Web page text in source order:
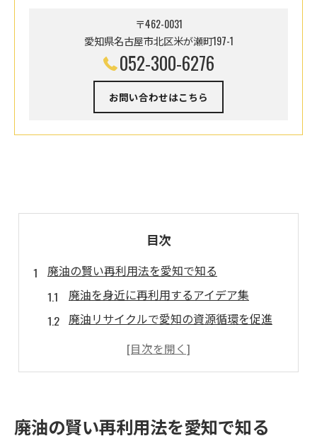
〒462-0031
愛知県名古屋市北区米が瀬町197-1
052-300-6276
お問い合わせはこちら
目次
廃油の賢い再利用法を愛知で知る
廃油を身近に再利用するアイデア集
廃油リサイクルで愛知の資源循環を促進
飲食店や家庭で使える廃油再利用術
愛知県で進む廃油リサイクル最新動向
廃油の賢い再利用法を愛知で知る